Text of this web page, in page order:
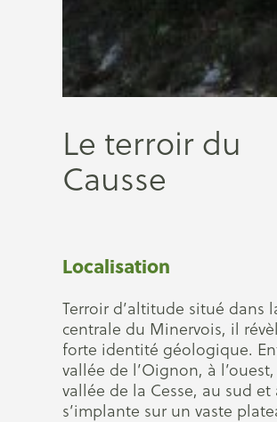
Le terroir du
Causse
Localisation
Terroir d’altitude situé dans
centrale du Minervois, il
forte identité géologique.
vallée de l’Oignon, à
vallée de la Cesse, au sud et
s’implante sur un vaste